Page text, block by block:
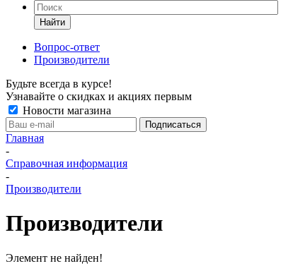
Найти
Вопрос-ответ
Производители
Будьте всегда в курсе!
Узнавайте о скидках и акциях первым
Новости магазина
Главная
-
Справочная информация
-
Производители
Производители
Элемент не найден!